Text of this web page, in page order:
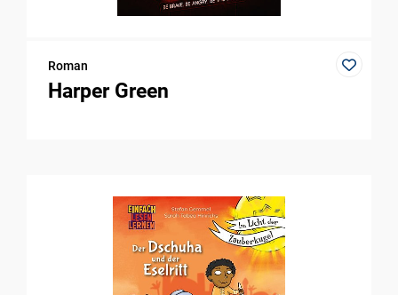
Roman
Harper Green